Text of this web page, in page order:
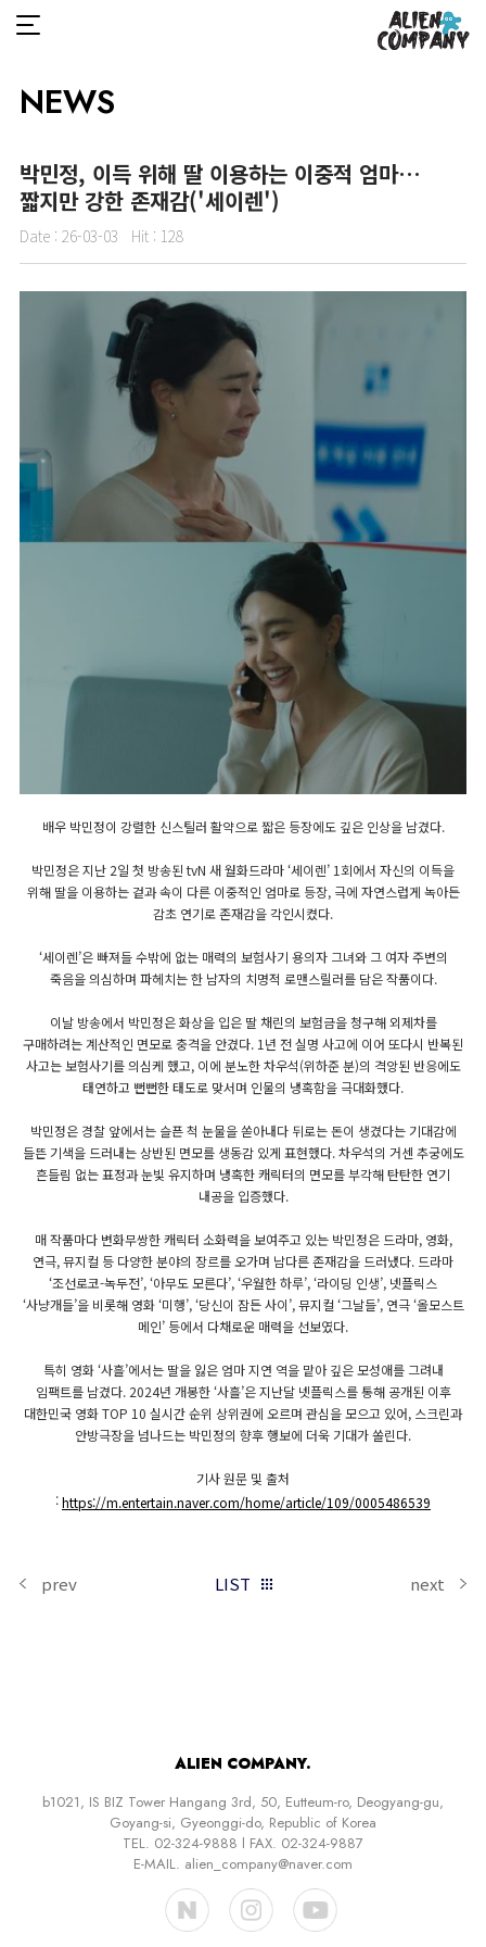
NEWS
박민정, 이득 위해 딸 이용하는 이중적 엄마…
짧지만 강한 존재감('세이렌')
Date : 26-03-03 Hit : 128
배우 박민정이 강렬한 신스틸러 활약으로 짧은 등장에도 깊은 인상을 남겼다.
박민정은 지난 2일 첫 방송된 tvN 새 월화드라마 ‘세이렌’ 1회에서 자신의 이득을
위해 딸을 이용하는 겉과 속이 다른 이중적인 엄마로 등장, 극에 자연스럽게 녹아든
감초 연기로 존재감을 각인시켰다.
‘세이렌’은 빠져들 수밖에 없는 매력의 보험사기 용의자 그녀와 그 여자 주변의
죽음을 의심하며 파헤치는 한 남자의 치명적 로맨스릴러를 담은 작품이다.
이날 방송에서 박민정은 화상을 입은 딸 채린의 보험금을 청구해 외제차를
구매하려는 계산적인 면모로 충격을 안겼다. 1년 전 실명 사고에 이어 또다시 반복된
사고는 보험사기를 의심케 했고, 이에 분노한 차우석(위하준 분)의 격앙된 반응에도
태연하고 뻔뻔한 태도로 맞서며 인물의 냉혹함을 극대화했다.
박민정은 경찰 앞에서는 슬픈 척 눈물을 쏟아내다 뒤로는 돈이 생겼다는 기대감에
들뜬 기색을 드러내는 상반된 면모를 생동감 있게 표현했다. 차우석의 거센 추궁에도
흔들림 없는 표정과 눈빛 유지하며 냉혹한 캐릭터의 면모를 부각해 탄탄한 연기
내공을 입증했다.
매 작품마다 변화무쌍한 캐릭터 소화력을 보여주고 있는 박민정은 드라마, 영화,
연극, 뮤지컬 등 다양한 분야의 장르를 오가며 남다른 존재감을 드러냈다. 드라마
‘조선로코-녹두전’, ‘아무도 모른다’, ‘우월한 하루’, ‘라이딩 인생’, 넷플릭스
‘사냥개들’을 비롯해 영화 ‘미행’, ‘당신이 잠든 사이’, 뮤지컬 ‘그날들’, 연극 ‘올모스트
메인’ 등에서 다채로운 매력을 선보였다.
특히 영화 ‘사흘’에서는 딸을 잃은 엄마 지연 역을 맡아 깊은 모성애를 그려내
임팩트를 남겼다. 2024년 개봉한 ‘사흘’은 지난달 넷플릭스를 통해 공개된 이후
대한민국 영화 TOP 10 실시간 순위 상위권에 오르며 관심을 모으고 있어, 스크린과
안방극장을 넘나드는 박민정의 향후 행보에 더욱 기대가 쏠린다.
기사 원문 및 출처
:https://m.entertain.naver.com/home/article/109/0005486539
prev LIST next
ALIEN COMPANY.
b1021, IS BIZ Tower Hangang 3rd, 50, Eutteum-ro, Deogyang-gu,
Goyang-si, Gyeonggi-do, Republic of Korea
TEL. 02-324-9888 l FAX. 02-324-9887
E-MAIL. alien_company@naver.com